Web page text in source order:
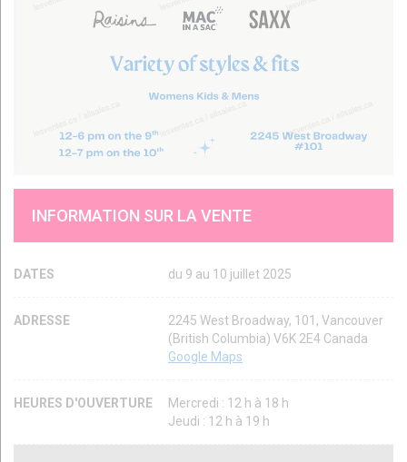
INFORMATION SUR LA VENTE
DATES du 9 au 10 juillet 2025
ADRESSE
2245 West Broadway, 101, Vancouver
(British Columbia) V6K 2E4 Canada
Google Maps
HEURES D'OUVERTURE
Mercredi : 12 h à 18 h
Jeudi : 12 h à 19 h